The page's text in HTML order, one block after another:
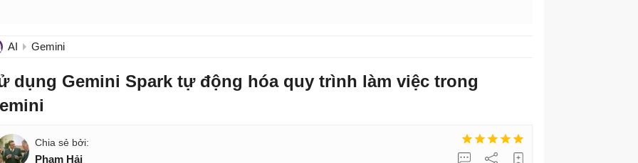
AI Gemini
dụng Gemini Spark tự động hóa quy trình làm việc trong
Phạm Hải